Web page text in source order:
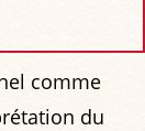
comme
du